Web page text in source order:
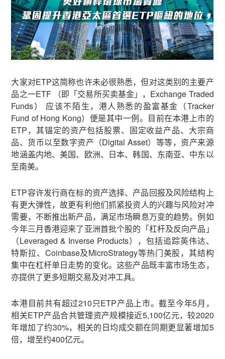
大家对ETP这简称也许未必很熟悉，但对这类别的主要产
品之一ETF （即「交易所买卖基金」，Exchange Traded
Funds） 应该不陌生，港人熟悉的盈富基金（Tracker
Fund of Hong Kong）便是其中一例。目前在本港上市的
ETP，其锚定的资产包括股票、固定收益产品、大宗商
品、货币以至数字资产（Digital Asset）等等，资产来源
地涵盖内地、美国、欧洲、日本、韩国、东南亚、中东以
至南美。
ETP容许发行商在标的资产选择、产品回报及风险结构上
有更大弹性，故更有利他们抓紧投资人的兴趣与风险对冲
需要，不断推出新产品，满足市场瞬息万变的趋势。例如
今年三月香港迎来了亚洲首批个股的「杠杆及反向产品」
（Leveraged & Inverse Products），包括追踪英伟达、
特斯拉、Coinbase及MicroStrategy等热门美股，其结构
集中在杠杆单日走势的变化。这些产品既丰富市场生态，
亦提供了更多短期交易及对冲工具。
本港目前共有超过210只ETP产品上市。截至今年5月，
相关ETP产品合共管理资产规模接近5,100亿元，较2020
年增加了约30%，相关的日均成交额在同期更显著增加5
倍，增至约400亿元。